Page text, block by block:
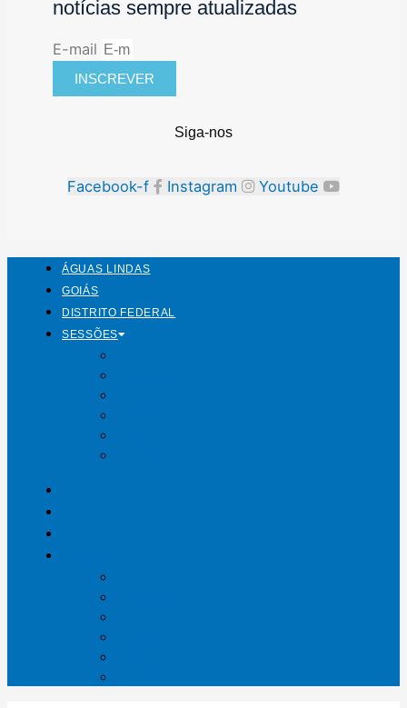
notícias sempre atualizadas
E-mail
INSCREVER
Siga-nos
Facebook-f Instagram Youtube
ÁGUAS LINDAS
GOIÁS
DISTRITO FEDERAL
SESSÕES